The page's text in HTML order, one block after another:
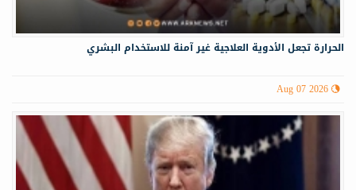
الحرارة تجعل الأدوية العلاجية غير آمنة للاستخدام البشري
Aug 07 2026